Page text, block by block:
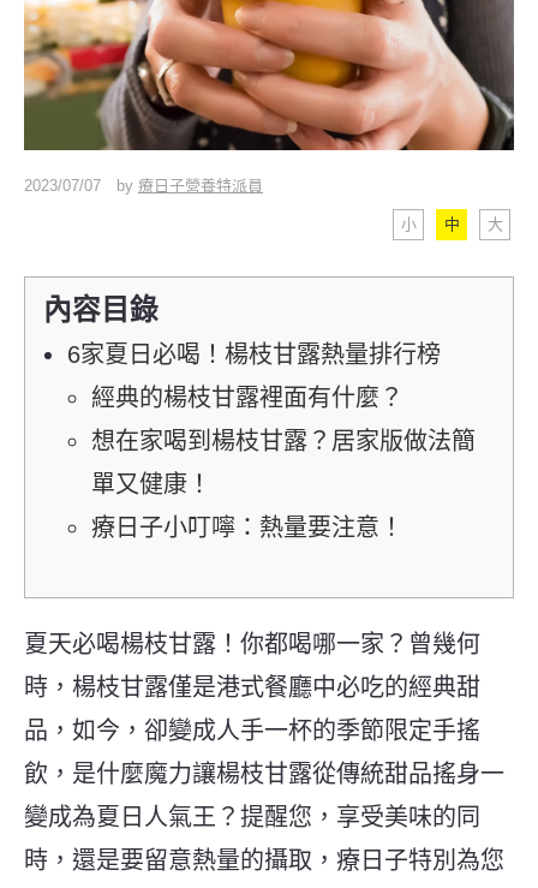
2023/07/07 by 療日子營養特派員
小 中 大
內容目錄
6家夏日必喝！楊枝甘露熱量排行榜
經典的楊枝甘露裡面有什麼？
想在家喝到楊枝甘露？居家版做法簡
單又健康！
療日子小叮嚀：熱量要注意！
夏天必喝楊枝甘露！你都喝哪一家？曾幾何
時，楊枝甘露僅是港式餐廳中必吃的經典甜
品，如今，卻變成人手一杯的季節限定手搖
飲，是什麼魔力讓楊枝甘露從傳統甜品搖身一
變成為夏日人氣王？提醒您，享受美味的同
時，還是要留意熱量的攝取，療日子特別為您